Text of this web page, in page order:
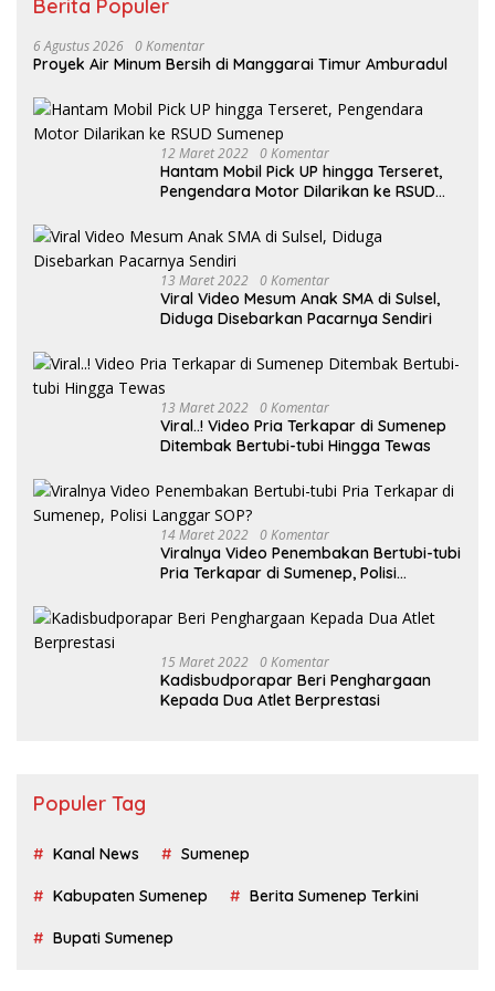
Berita Populer
6 Agustus 2026 0 Komentar
Proyek Air Minum Bersih di Manggarai Timur Amburadul
12 Maret 2022 0 Komentar
Hantam Mobil Pick UP hingga Terseret,
Pengendara Motor Dilarikan ke RSUD
13 Maret 2022 0 Komentar
Viral Video Mesum Anak SMA di Sulsel,
Diduga Disebarkan Pacarnya Sendiri
13 Maret 2022 0 Komentar
Viral..! Video Pria Terkapar di Sumenep
Ditembak Bertubi-tubi Hingga Tewas
14 Maret 2022 0 Komentar
Viralnya Video Penembakan Bertubi-tubi
Pria Terkapar di Sumenep, Polisi
15 Maret 2022 0 Komentar
Kadisbudporapar Beri Penghargaan
Kepada Dua Atlet Berprestasi
Populer Tag
Kanal News Sumenep
Kabupaten Sumenep Berita Sumenep Terkini
Bupati Sumenep